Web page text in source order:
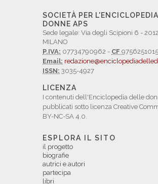
SOCIETÀ PER
DONNE APS
Sede legale: Via degli Scipioni 6 -
MILANO
P.IVA: 07734790962 - CF
Email:
ISSN: 3035-4927
LICENZA
I contenuti dell'Enciclopedia delle
pubblicati sotto licenza Creative
BY-NC-SA 4.0.
ESPLORA IL SITO
il progetto
biografie
autrici e autori
partecipa
libri